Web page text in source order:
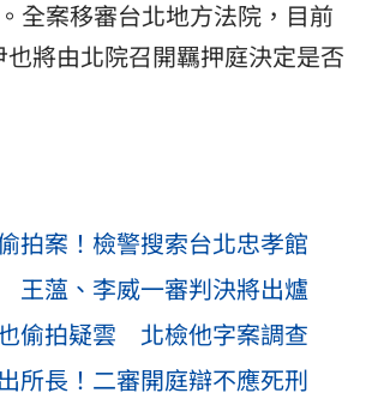
全案移審台北地方法院，目前
將由北院召開羈押庭決定是否
拍案！檢警搜索台北忠孝館
薀、李威一審判決將出爐
偷拍疑雲 北檢他字案調查
所長！二審開庭辯不應死刑